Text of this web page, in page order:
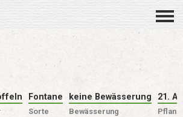
Fontane
Sorte
keine Bewässerung
Bewässerung
21.